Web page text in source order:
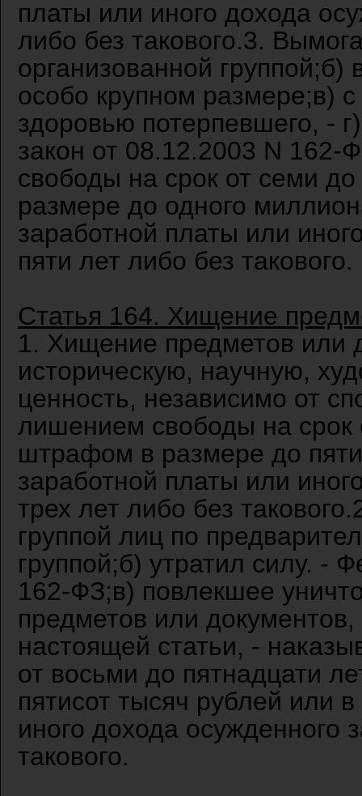
платы или иного дохода
либо без такового.3.
организованной
особо крупном размере;в)
здоровью потерпевшего, -
закон от 08.12.2003 N
свободы на срок от семи
размере до одного
заработной платы или
пяти лет либо без такового.
Статья 164. Хищение
1. Хищение предметов или
историческую, научную,
ценность, независимо от
лишением свободы на срок
штрафом в размере до
заработной платы или
трех лет либо без
группой лиц по
группой;б) утратил силу. -
162-ФЗ;в) повлекшее
предметов или
настоящей статьи, -
от восьми до пятнадцати
пятисот тысяч рублей или
иного дохода осужденного
такового.